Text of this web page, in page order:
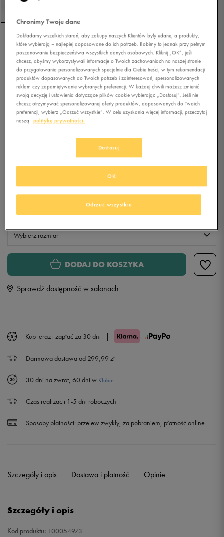
REEBOK T-SHIRT SS RI LEFT
CHEST LOGO
4.9 (44)
79,99zł -40% (cena bezpośrednio przed promocją)
58,49zł-18%(najniższa cena od momentu wprowadzenia produktu)
47,99zł z Vat
Wybierz rozmiar
Powiadom o dostępności
S
Powiadom o dostępności
Powiadom o dostępności
DODAJ DO KOSZYKA
Sprawdź dostępność w salonach
Kup teraz i zapłać za 30 dni |
Darmowa dostawa od 299,99 zł
30 dni na zwrot, 60 dni w Klubie
Czas realizacji 1-5 dni roboczych
Sposoby płatności: przelew zwykły, za pobraniem, płatność online
Szczegóły i opis Dostawa i płatność Opinie
Szczegóły i opis
Kod produktu: 100054973
Chronimy Twoje dane
Dokładamy wszelkich starań, aby zakupy naszych Klientów były udane, a produkty,
które wybierają – najlepiej dopasowane do ich potrzeb. Robimy to jednak przy pełnym
poszanowaniu bezpieczeństwa wszystkich danych osobowych. Kliknij „OK”, jeśli
chcesz, abyśmy wykorzystywali informacje o Twoich zachowaniach na naszej stronie
do przygotowania personalizowanych specjalnie dla Ciebie treści, w tym rekomendacji
produktów dopasowanych do Twoich potrzeb i zainteresowań, spersonalizowanych
reklam czy zapamiętywanie wybranych preferencji. W każdej chwili możesz zmienić
swoją decyzję i ustawienia dotyczące plików cookie wybierając „Dostosuj”. Jeśli nie
chcesz otrzymywać spersonalizowanej oferty produktów, dopasowanych do Twoich
preferencji, wybierz „Odrzuć wszystkie”. W celu uzyskania więcej informacji, przeczytaj
naszą
politykę prywatności.
Dostosuj
Odrzuć wszystkie
OK